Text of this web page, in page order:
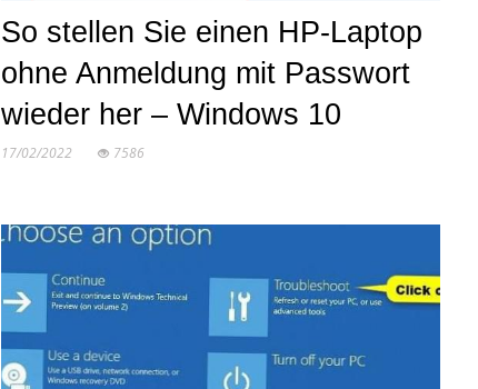
So stellen Sie einen HP-Laptop
ohne Anmeldung mit Passwort
wieder her – Windows 10
17/02/2022 7586